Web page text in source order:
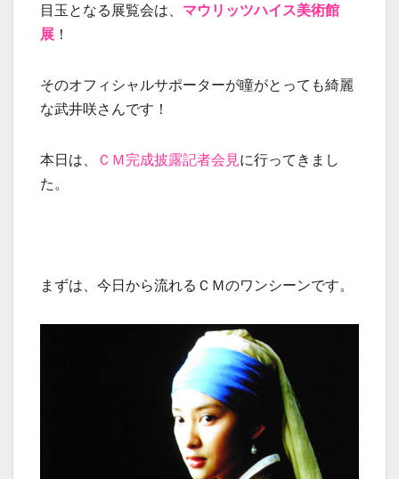
目玉となる展覧会は、 マウリッツハイス美術館
展 ！
そのオフィシャルサポーターが瞳がとっても綺麗
な武井咲さんです！
本日は、 ＣＭ完成披露記者会見に行ってきまし
た。
まずは、今日から流れるＣＭのワンシーンです。